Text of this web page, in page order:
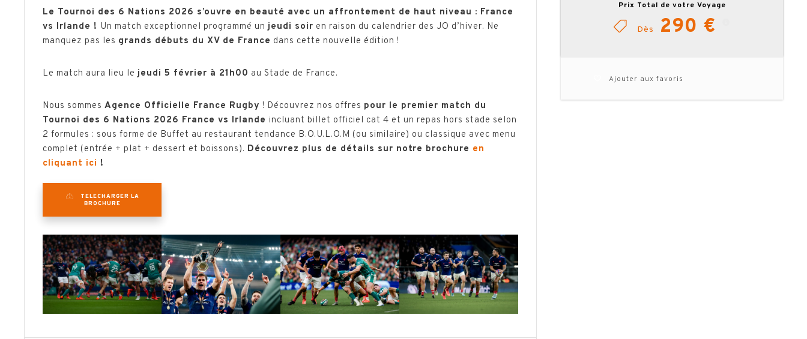
Prix Total de votre Voyage
Dès 290 €
Ajouter aux favoris
Le Tournoi des 6 Nations 2026 s’ouvre en beauté avec un affrontement de haut niveau : France
vs Irlande ! Un match exceptionnel programmé unjeudi soir en raison du calendrier des JO d’hiver. Ne
manquez pas les grands débuts du XV de France dans cette nouvelle édition !
Le match aura lieu lejeudi 5 février à 21h00 au Stade de France.
Nous sommes Agence Officielle France Rugby ! Découvrez nos offres pour le premier match du
Tournoi des 6 Nations 2026 France vs Irlande incluant billet officiel cat 4 et un repas hors stade selon
2 formules : sous forme de Buffet au restaurant tendance B.O.U.L.O.M (ou similaire) ou classique avec menu
complet (entrée + plat + dessert et boissons). Découvrez plus de détails sur notre brochure en
cliquant ici !
TELECHARGER LA
BROCHURE